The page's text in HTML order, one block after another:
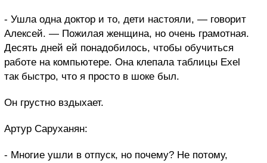
- Ушла одна доктор и то, дети настояли, — говорит
Алексей. — Пожилая женщина, но очень грамотная.
Десять дней ей понадобилось, чтобы обучиться
работе на компьютере. Она клепала таблицы Exel
так быстро, что я просто в шоке был.
Он грустно вздыхает.
Артур Саруханян:
- Многие ушли в отпуск, но почему? Не потому,